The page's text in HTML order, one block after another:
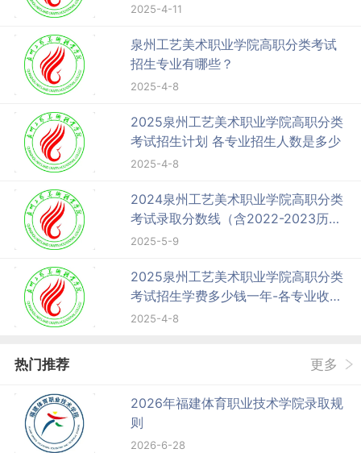
2025-4-11
泉州工艺美术职业学院高职分类考试
招生专业有哪些？
2025-4-8
2025泉州工艺美术职业学院高职分类
考试招生计划 各专业招生人数是多少
2025-4-8
2024泉州工艺美术职业学院高职分类
考试录取分数线（含2022-2023历
年）
2025-5-9
2025泉州工艺美术职业学院高职分类
考试招生学费多少钱一年-各专业收费
标准
2025-4-8
热门推荐 更多
2026年福建体育职业技术学院录取规
则
2026-6-28